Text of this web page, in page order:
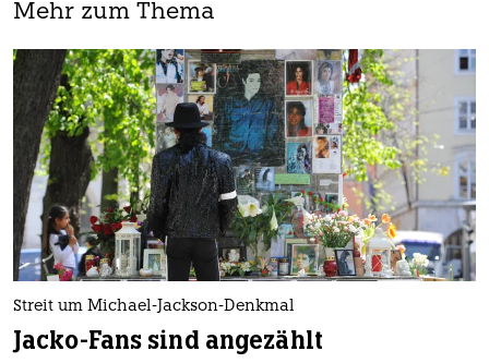
Mehr zum Thema
Streit um Michael-Jackson-Denkmal
Jacko-Fans sind angezählt